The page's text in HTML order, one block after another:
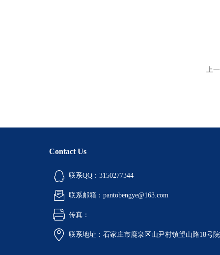
上
Contact Us
联系QQ：3150277344
联系邮箱：pantobengye@163.com
传真：
联系地址：石家庄市鹿泉区山尹村镇望山路18号